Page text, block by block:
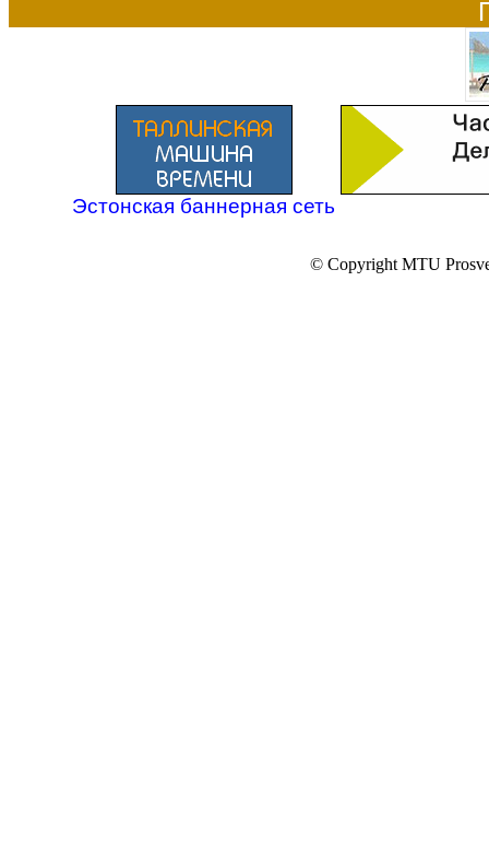
Эстонская баннерная сеть
© Copyright MTU